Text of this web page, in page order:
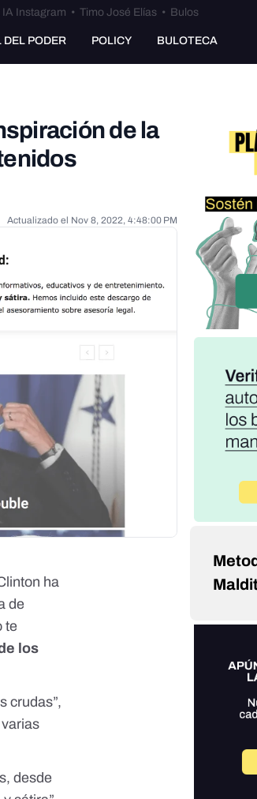
Instagram • Timo José Elías• Bulos
DEL PODER POLICY BULOTECA
de la
Actualizado el Nov 8, 2022, 4:48:00 PM
ha
de
te
los
crudas”,
, desde